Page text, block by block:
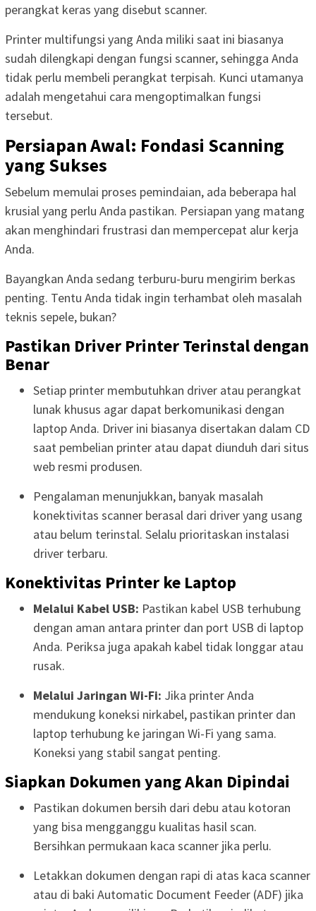
perangkat keras yang disebut scanner.
Printer multifungsi yang Anda miliki saat ini biasanya
sudah dilengkapi dengan fungsi scanner, sehingga Anda
tidak perlu membeli perangkat terpisah. Kunci utamanya
adalah mengetahui cara mengoptimalkan fungsi
tersebut.
Persiapan Awal: Fondasi Scanning
yang Sukses
Sebelum memulai proses pemindaian, ada beberapa hal
krusial yang perlu Anda pastikan. Persiapan yang matang
akan menghindari frustrasi dan mempercepat alur kerja
Anda.
Bayangkan Anda sedang terburu-buru mengirim berkas
penting. Tentu Anda tidak ingin terhambat oleh masalah
teknis sepele, bukan?
Pastikan Driver Printer Terinstal dengan
Benar
Setiap printer membutuhkan driver atau perangkat
lunak khusus agar dapat berkomunikasi dengan
laptop Anda. Driver ini biasanya disertakan dalam CD
saat pembelian printer atau dapat diunduh dari situs
web resmi produsen.
Pengalaman menunjukkan, banyak masalah
konektivitas scanner berasal dari driver yang usang
atau belum terinstal. Selalu prioritaskan instalasi
driver terbaru.
Konektivitas Printer ke Laptop
Melalui Kabel USB: Pastikan kabel USB terhubung
dengan aman antara printer dan port USB di laptop
Anda. Periksa juga apakah kabel tidak longgar atau
rusak.
Melalui Jaringan Wi-Fi: Jika printer Anda
mendukung koneksi nirkabel, pastikan printer dan
laptop terhubung ke jaringan Wi-Fi yang sama.
Koneksi yang stabil sangat penting.
Siapkan Dokumen yang Akan Dipindai
Pastikan dokumen bersih dari debu atau kotoran
yang bisa mengganggu kualitas hasil scan.
Bersihkan permukaan kaca scanner jika perlu.
Letakkan dokumen dengan rapi di atas kaca scanner
atau di baki Automatic Document Feeder (ADF) jika